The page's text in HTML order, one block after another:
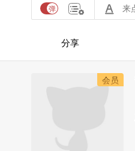
分享
会员